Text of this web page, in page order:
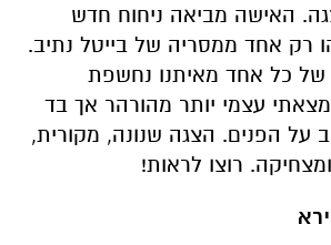
האישה מביאה ניחוח חדש
רק אחד ממסריה של בייטל נתיב.
כל אחד מאיתנו נחשפת
עצמי יותר מהורהר אך בד
על הפנים. הצגה שנונה, מקורית,
רוצו לראות!